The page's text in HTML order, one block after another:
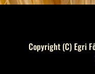
Copyright (C) Egri